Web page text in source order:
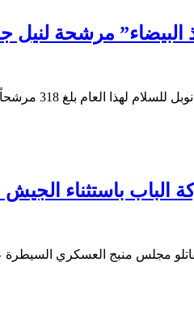
البيضاء” مرشحة لنيل
أعلن
باستثناء الجيش
مجلس منبج العسكري السيطرة